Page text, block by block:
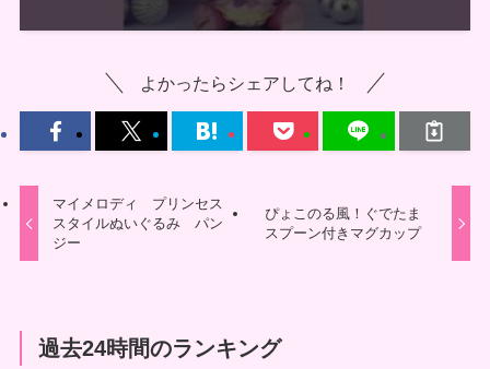
よかったらシェアしてね！
マイメロディ プリンセス
スタイルぬいぐるみ パン
ジー
ぴょこのる風！ぐでたま
スプーン付きマグカップ
過去24時間のランキング